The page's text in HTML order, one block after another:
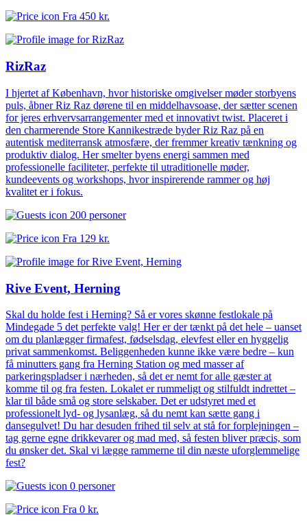
Fra 450 kr.
RizRaz
I hjertet af København, hvor historiske omgivelser møder storbyens
puls, åbner Riz Raz dørene til en middelhavsoase, der sætter scenen
for jeres erhvervsarrangementer med et innovativt twist. Placeret i
den charmerende Store Kannikestræde byder Riz Raz på en
autentisk mediterransk atmosfære, der fremmer kreativ tænkning og
produktiv dialog. Her smelter byens energi sammen med
professionelle faciliteter, perfekte til utraditionelle møder,
kundeevents og workshops, hvor inspirerende rammer og høj
kvalitet er i fokus.
200 personer
Fra 129 kr.
Rive Event, Herning
Skal du holde fest i Herning? Så er vores skønne festlokale på
Mindegade 5 det perfekte valg! Her er der tænkt på det hele – uanset
om du planlægger firmafest, fødselsdag, elevfest eller en hyggelig
privat sammenkomst. Beliggenheden kunne ikke være bedre – kun
få minutters gang fra Herning Station og med masser af
parkeringspladser i nærheden, så det er nemt for alle gæster at
komme til og fra festen. Lokalet er rummeligt og stilfuldt indrettet –
klar til både små og store selskaber. Det er udstyret med et
professionelt lyd- og lysanlæg, så du nemt kan sætte gang i
dansegulvet! Du har desuden frihed til selv at stå for forplejningen –
tag gerne egne drikkevarer og mad med, så festen bliver præcis, som
du ønsker det. Skal vi lægge rammerne til din næste uforglemmelige
fest?
0 personer
Fra 0 kr.